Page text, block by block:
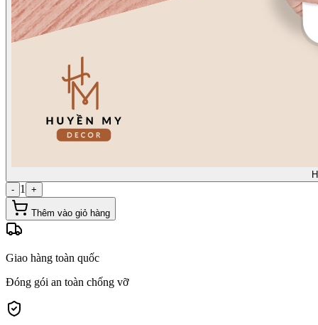
- 1 +
Thêm vào giỏ hàng
Giao hàng toàn quốc
Đóng gói an toàn chống vỡ